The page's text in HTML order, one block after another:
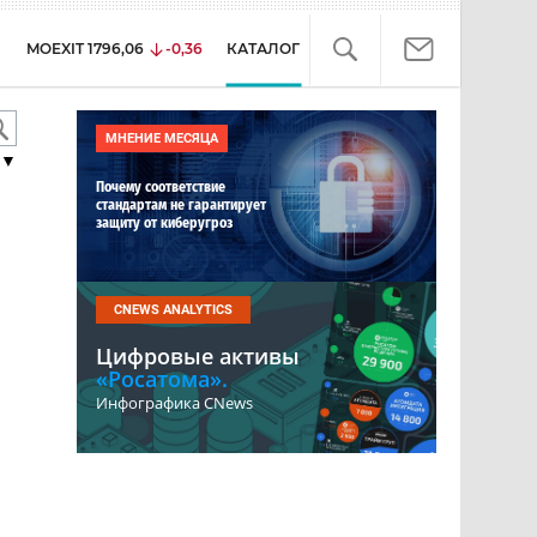
MOEXIT 1796,06 -0,36 КАТАЛОГ
▼
МНЕНИЕ МЕСЯЦА
Почему соответствие
стандартам не гарантирует
защиту от киберугроз
CNEWS ANALYTICS
Цифровые активы
«Росатома».
Инфографика CNews